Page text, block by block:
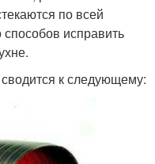
по всей
исправить
к следующему: